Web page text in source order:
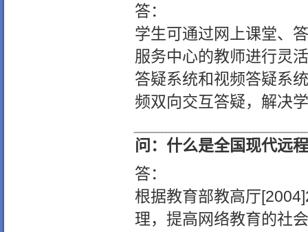
答：
学生可通过网上课堂、
服务中心的教师进行灵
答疑系统和视频答疑系
频双向交互答疑，解决
问：什么是全国现代远
答：
根据教育部教高厅
理，提高网络教育的社